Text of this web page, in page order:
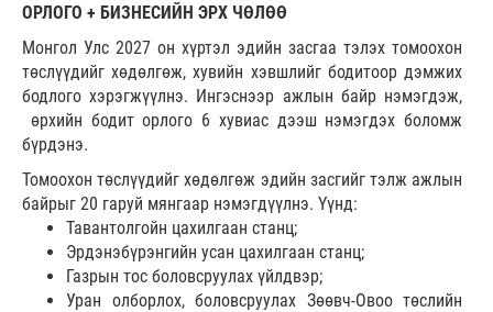
ОРЛОГО + БИЗНЕСИЙН ЭРХ ЧӨЛӨӨ
Монгол Улс 2027 он хүртэл эдийн засгаа тэлэх томоохон
төслүүдийг хөдөлгөж, хувийн хэвшлийг бодитоор дэмжих
бодлого хэрэгжүүлнэ. Ингэснээр ажлын байр нэмэгдэж,
өрхийн бодит орлого 6 хувиас дээш нэмэгдэх боломж
бүрдэнэ.
Томоохон төслүүдийг хөдөлгөж эдийн засгийг тэлж ажлын
байрыг 20 гаруй мянгаар нэмэгдүүлнэ. Үүнд:
Тавантолгойн цахилгаан станц;
Эрдэнэбүрэнгийн усан цахилгаан станц;
Газрын тос боловсруулах үйлдвэр;
Уран олборлох, боловсруулах Зөөвч-Овоо төслийн